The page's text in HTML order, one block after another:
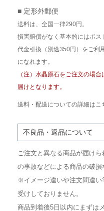
■ 定形外郵便
送料は、全国一律290円。
損害賠償がなく基本的にはポス
代金引換（別途350円）をご利
になれます。
（注）水晶原石をご注文の場
届けとなります。
送料・配送についての詳細はこ
不良品・返品について
ご注文と異なる商品が届け
の事故などによる商品の破損
※イメージ違いや注文間違い
受けしておりません。
商品到着後5日以内にまずは